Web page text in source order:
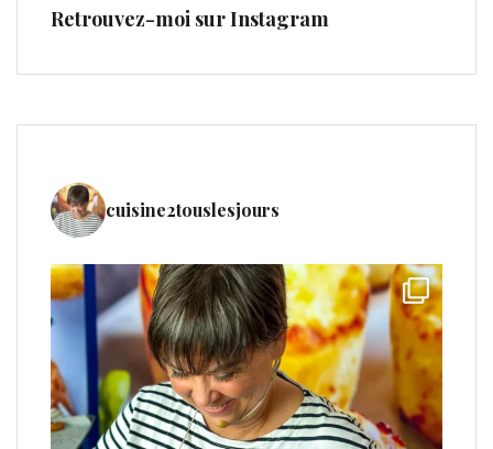
Retrouvez-moi sur Instagram
cuisine2touslesjours